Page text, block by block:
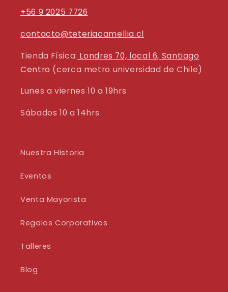
+56 9 2025 7726
contacto@teteriacamellia.cl
Tienda Física: Londres 70, local 6, Santiago
Centro (cerca metro universidad de Chile)
Lunes a viernes 10 a 19hrs
Sábados 10 a 14hrs
Nuestra Historia
Eventos
Venta Mayorista
Regalos Corporativos
Talleres
Blog